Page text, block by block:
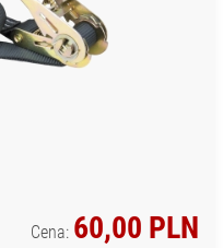
Cena: 60,00 PLN